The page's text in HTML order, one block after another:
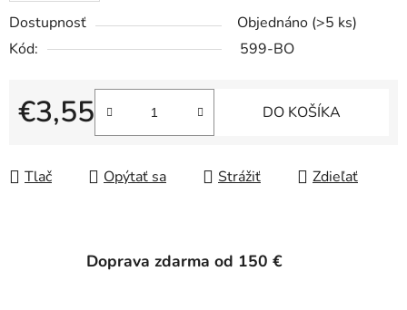
Dostupnosť Objednáno (>5 ks)
Kód:
599-BO
€3,55
Jednotková cena:
DO KOŠÍKA
Tlač Opýtať sa Strážiť Zdieľať
Doprava zdarma od 150 €